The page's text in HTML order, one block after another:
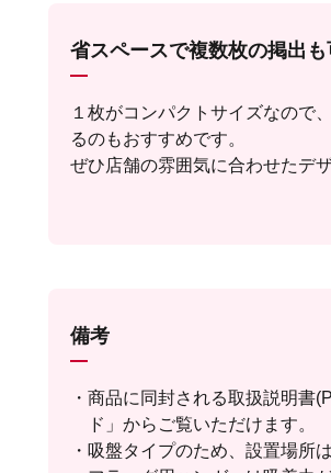
省スペースで複数枚の掲出も
１枚がコンパクトサイズなので
るのもおすすめです。
ぜひ店舗の雰囲気に合わせたデ
備考
商品に同封される取扱説明書
ド」からご覧いただけます。
吸盤タイプのため、設置場所